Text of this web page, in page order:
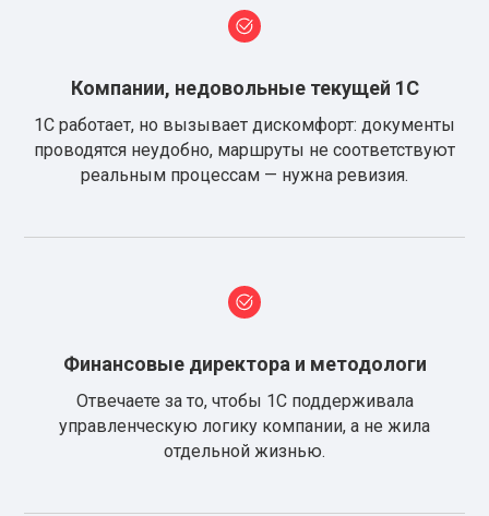
Компании, недовольные текущей 1С
1С работает, но вызывает дискомфорт: документы
проводятся неудобно, маршруты не соответствуют
реальным процессам — нужна ревизия.
Финансовые директора и методологи
Отвечаете за то, чтобы 1С поддерживала
управленческую логику компании, а не жила
отдельной жизнью.